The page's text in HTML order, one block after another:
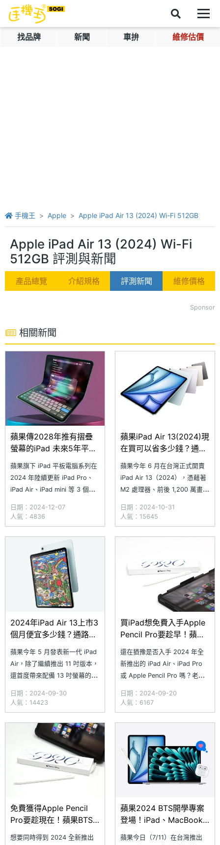
找品牌 新聞 車拚 維修估價
手機王 Apple Apple iPad Air 13 (2024) Wi-Fi 512GB
Apple iPad Air 13 (2024) Wi-Fi
512GB 評測與新聞
產品總覽 介紹規格 評測新聞 維修價格
Sponsor
相關新聞
蘋果傳2028年推有摺疊
螢幕的iPad 未來5年平板
新品預測曝光
蘋果旗下 iPad 平板電腦系列在
2024 年陸續更新 iPad Pro、
iPad Air、iPad mini 等 3 個系
iPad Air 都推出 11 吋與 13 吋
版本，而 2024 年版 iPad mini
則是更換處理器並提升儲存容
量。近日，科技部落客
日期：2024-12-07
人氣：4836
蘋果iPad Air 13(2024)現
在買可以省多少錢？通路
最低價格一次看
(2024.10)
蘋果今年 6 月在台灣正式開賣
iPad Air 13（2024），憑藉著
M2 處理器、前後 1,200 萬畫素
的 13 吋 Liquid Retina 顯示
器，在市場上獲得不少果粉關
注，深受有繪圖、文書、遊戲、
日期：2024-10-31
人氣：15645
2024年iPad Air 13上市3
個月便宜多少錢？通路最
蘋果今年 5 月發表新一代 iPad
Air，除了繼續推出 11 吋版本，
還首度帶來配備 13 吋螢幕的
款式一樣，iPad Air 13 (2024)
同樣搭載 M2 處理器，前後皆
配備 1,200 萬畫素鏡頭；大尺
寸版本進一步擁有更高的 600n
日期：2024-09-30
人氣：14423
買iPad想免費入手Apple
Pencil Pro要趁早！蘋果
最後倒數
還在猶豫是否入手 2024 年全
新推出的 iPad Air、iPad Pro
或 Apple Pencil Pro 嗎？老師
教育優惠專案的活動時限只剩十
天！雖然因應 AirPods 4 的推
出，耳機折扣有所調整，也取消
了 AirPods Max 的加購選項，
但只要在
日期：2024-09-20
人氣：6167
免費獲得Apple Pencil
Pro要趁現在！蘋果BTS
開學專案倒數最後一個月
想要同時得到 2024 全新推出
蘋果2024 BTS開學專案
登場！iPad、MacBook
購機贈品一次看
蘋果今日（7/11）在台灣推出